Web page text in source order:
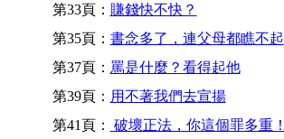
第33頁： 賺錢快不快？
第35頁： 書念多了，連父母都瞧不起
第37頁： 罵是什麼？看得起他
第39頁： 用不著我們去宣揚
第41頁：
破壞正法，你這個罪多重！